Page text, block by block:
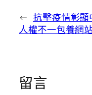
← 抗擊疫情彰顯
人權不一包養網
留言